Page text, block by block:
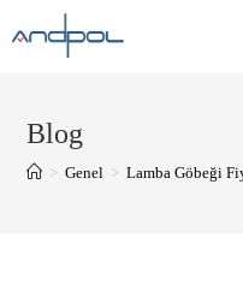
Blog
> Genel > Lamba Göbeği